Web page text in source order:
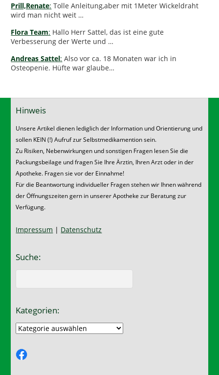
Prill,Renate: Tolle Anleitung,aber mit 1Meter Wickeldraht
wird man nicht weit …
Flora Team: Hallo Herr Sattel, das ist eine gute
Verbesserung der Werte und …
Andreas Sattel: Also vor ca. 18 Monaten war ich in
Osteopenie. Hüfte war glaube…
Hinweis
Unsere Artikel dienen lediglich der Information und Orientierung und
sollen KEIN (!) Aufruf zur Selbstmedikamention sein.
Zu Risiken, Nebenwirkungen und sonstigen Fragen lesen Sie die
Packungsbeilage und fragen Sie Ihre Ärztin, Ihren Arzt oder in der
Apotheke. Fragen sie vor der Einnahme!
Für die Beantwortung individueller Fragen stehen wir Ihnen während
der Öffnungszeiten gern in unserer Apotheke zur Beratung zur
Verfügung.
Impressum | Datenschutz
Suche:
Kategorien:
Kategorien:
Facebook